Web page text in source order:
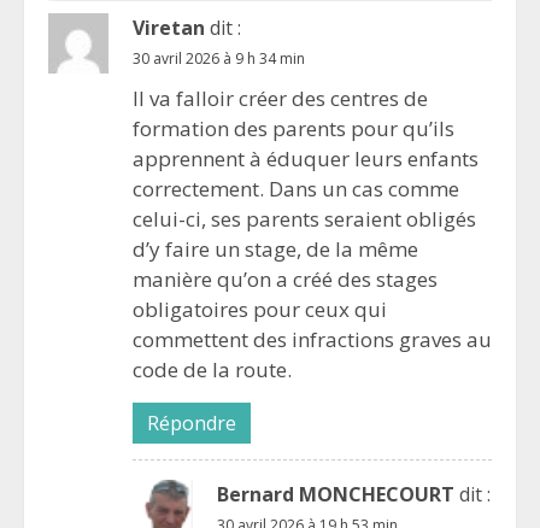
Viretan dit :
30 avril 2026 à 9 h 34 min
Il va falloir créer des centres de
formation des parents pour qu’ils
apprennent à éduquer leurs enfants
correctement. Dans un cas comme
celui-ci, ses parents seraient obligés
d’y faire un stage, de la même
manière qu’on a créé des stages
obligatoires pour ceux qui
commettent des infractions graves au
code de la route.
Répondre
Bernard MONCHECOURT dit :